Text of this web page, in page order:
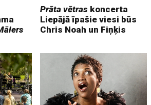
Prāta vētras koncerta
Liepājā īpašie viesi būs
Chris Noah un Fiņķis